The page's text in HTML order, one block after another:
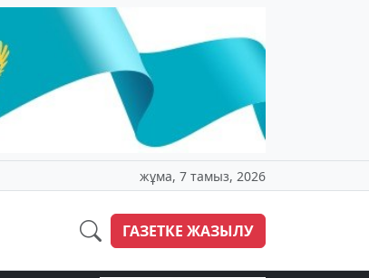
жұма, 7 тамыз, 2026
ГАЗЕТКЕ ЖАЗЫЛУ